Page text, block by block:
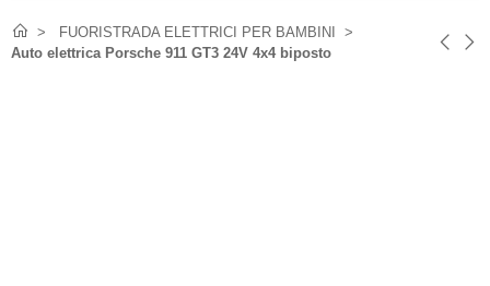
FUORISTRADA ELETTRICI PER BAMBINI
Auto elettrica Porsche 911 GT3 24V 4x4 biposto